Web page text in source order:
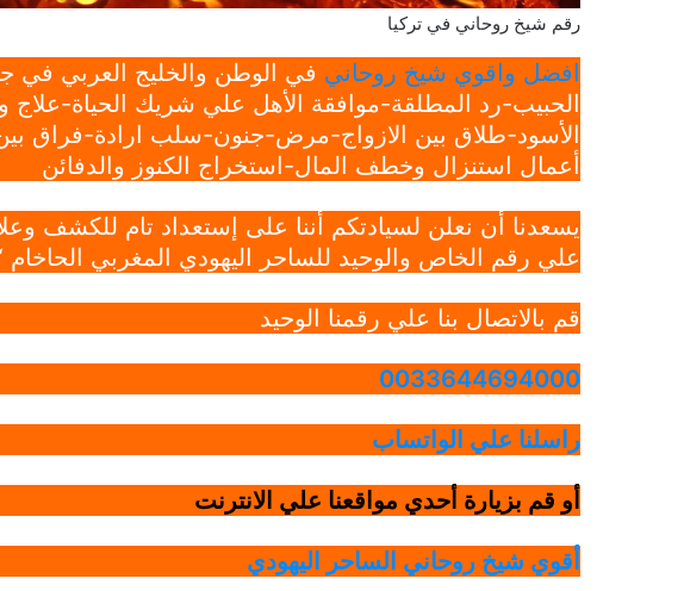
رقم شيخ روحاني في تركيا
افضل واقوي شيخ روحاني في الوطن والخليج العربي في
الحبيب-رد المطلقة-موافقة الأهل علي شريك الحياة-
الأسود-طلاق بين الازواج-مرض-جنون-سلب ارادة-فراق
أعمال استنزال وخطف المال-استخراج الكنوز والدفائن
يسعدنا أن نعلن لسيادتكم أننا على إستعداد تام للكشف
علي رقم الخاص والوحيد للساحر اليهودي المغربي الحاخام
قم بالاتصال بنا علي رقمنا الوحيد
0033644694000
راسلنا علي الواتساب
أو قم بزيارة أحدي مواقعنا علي الانترنت
أقوي شيخ روحاني الساحر اليهودي